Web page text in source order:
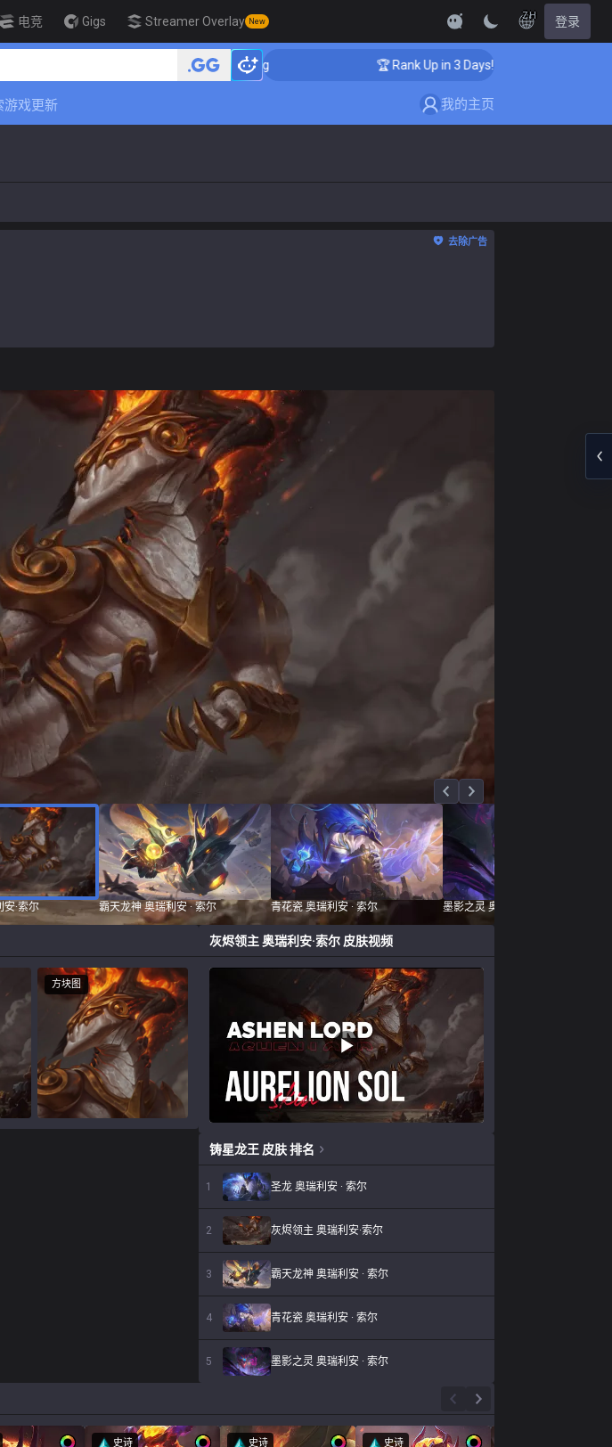
电竞 Gigs Streamer Overlay New
ZH 登录
Rank Up in 3 Days! Challenger Coaching 🏆 Rank Up in 3 Days! Challenger Coaching
游戏更新 我的主页
去除广告
·索尔 霸天龙神 奥瑞利安 · 索尔 青花瓷 奥瑞利安 · 索尔 墨影之灵 奥瑞利安 · 索尔
方块图
灰烬领主 奥瑞利安·索尔 皮肤视频
铸星龙王 皮肤排名
1 圣龙 奥瑞利安 · 索尔
2 灰烬领主 奥瑞利安·索尔
3 霸天龙神 奥瑞利安 · 索尔
4 青花瓷 奥瑞利安 · 索尔
5 墨影之灵 奥瑞利安 · 索尔
史诗 史诗 史诗